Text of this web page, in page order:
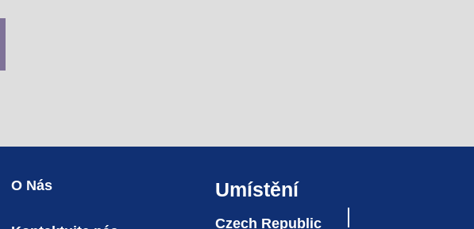
O Nás Umístění
Czech Republic